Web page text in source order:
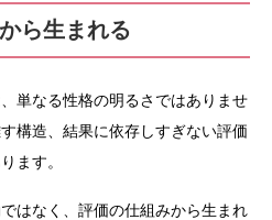
ら生まれる
単なる性格の明るさではありませ
構造、結果に依存しすぎない評価
ます。
はなく、評価の仕組みから生まれ